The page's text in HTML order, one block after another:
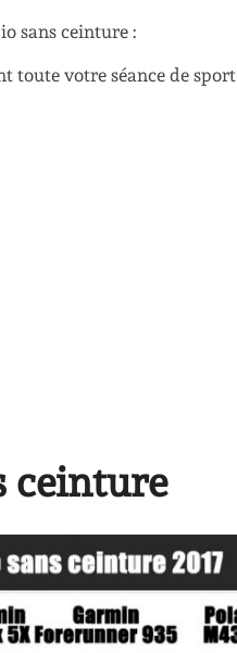
sans ceinture :
toute votre séance de sport
ceinture